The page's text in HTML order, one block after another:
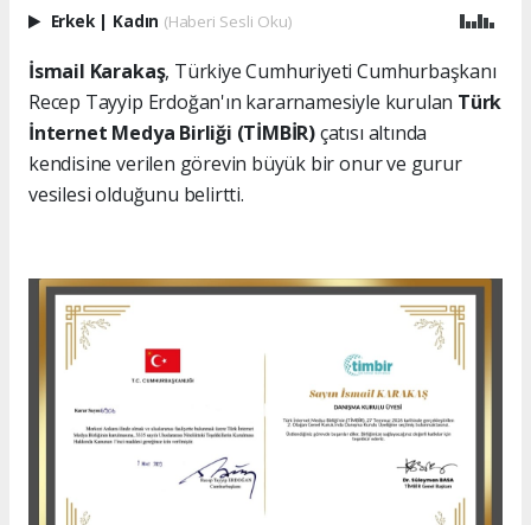
Erkek | Kadın (Haberi Sesli Oku)
İsmail Karakaş, Türkiye Cumhuriyeti Cumhurbaşkanı
Recep Tayyip Erdoğan'ın kararnamesiyle kurulan Türk
İnternet Medya Birliği (TİMBİR)çatısı altında
kendisine verilen görevin büyük bir onur ve gurur
vesilesi olduğunu belirtti.